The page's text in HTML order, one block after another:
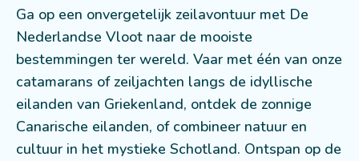
Ga op een onvergetelijk zeilavontuur met De
Nederlandse Vloot naar de mooiste
bestemmingen ter wereld. Vaar met één van onze
catamarans of zeiljachten langs de idyllische
eilanden van Griekenland, ontdek de zonnige
Canarische eilanden, of combineer natuur en
cultuur in het mystieke Schotland. Ontspan op de